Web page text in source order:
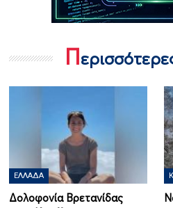
Π
ΕΛΛΆΔΑ
Δολοφονία Βρετανίδας